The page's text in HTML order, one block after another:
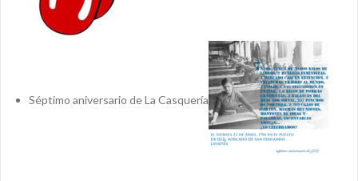
Séptimo aniversario de La Casquería